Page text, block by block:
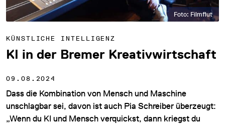
Foto: Filmflut
KÜNSTLICHE INTELLIGENZ
KI in der Bremer Kreativwirtschaft
09.08.2024
Dass die Kombination von Mensch und Maschine
unschlagbar sei, davon ist auch Pia Schreiber überzeugt:
„Wenn du KI und Mensch verquickst, dann kriegst du